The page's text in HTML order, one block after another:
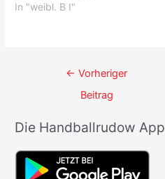
In "weibl. B I"
Beitrags-
← Vorheriger
Beitrag
Die Handballrudow App